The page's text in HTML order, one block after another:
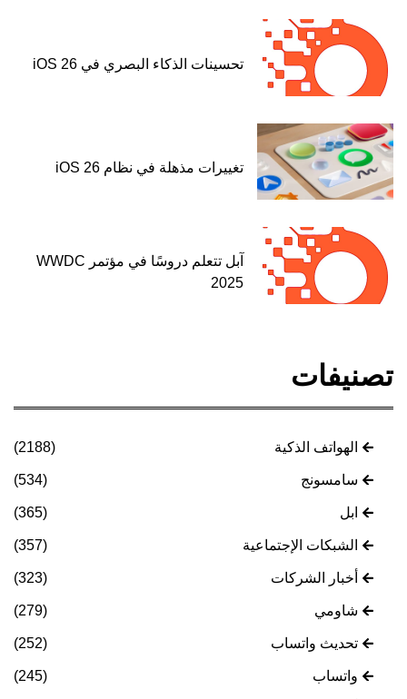
تحسينات الذكاء البصري في iOS 26
تغييرات مذهلة في نظام iOS 26
آبل تتعلم دروسًا في مؤتمر WWDC
2025
تصنيفات
الهواتف الذكية (2188)
سامسونج (534)
ابل (365)
الشبكات الإجتماعية (357)
أخبار الشركات (323)
شاومي (279)
تحديث واتساب (252)
واتساب (245)